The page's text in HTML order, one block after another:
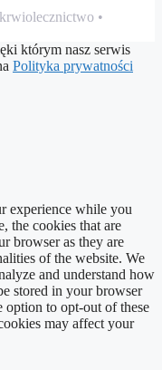
•
którym nasz serwis
Polityka prywatności
experience while you
the cookies that are
browser as they are
of the website. We
and understand how
stored in your browser
option to opt-out of these
may affect your